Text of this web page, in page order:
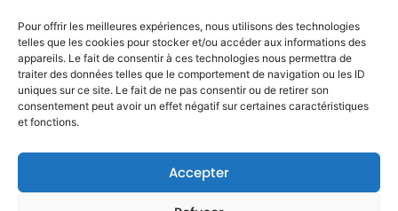
Pour offrir les meilleures expériences, nous utilisons des technologies
telles que les cookies pour stocker et/ou accéder aux informations des
appareils. Le fait de consentir à ces technologies nous permettra de
traiter des données telles que le comportement de navigation ou les ID
uniques sur ce site. Le fait de ne pas consentir ou de retirer son
consentement peut avoir un effet négatif sur certaines caractéristiques
et fonctions.
Accepter
RETROUVEZ NOUS
74 100 VETRAZ-MONTHOUX
+33 (0)4 50 92 66 04